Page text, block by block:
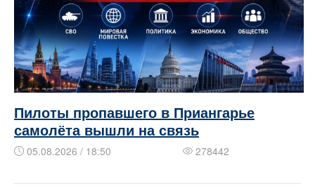
Пилоты пропавшего в Приангарье
самолёта вышли на связь
05.08.2026 / 18:50 278442